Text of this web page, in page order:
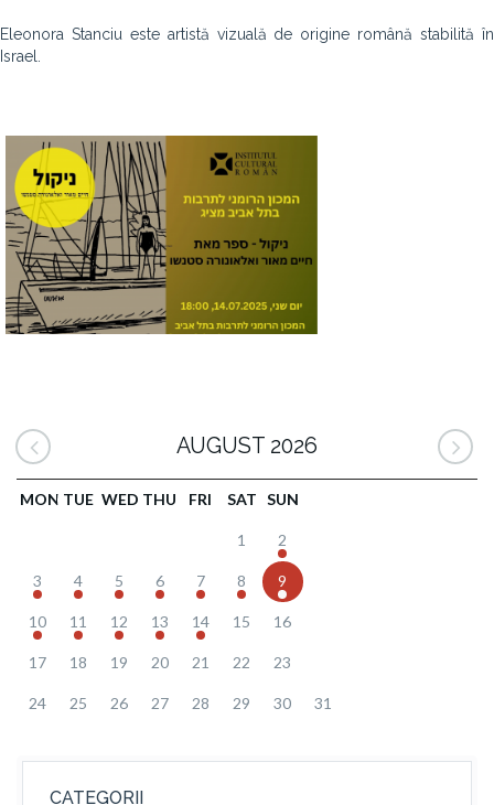
Eleonora Stanciu este artistă vizuală de origine română stabilită în
Israel.
AUGUST 2026
MON TUE WED THU FRI SAT SUN
1 2
3 4 5 6 7 8 9
10 11 12 13 14 15 16
17 18 19 20 21 22 23
24 25 26 27 28 29 30 31
CATEGORII